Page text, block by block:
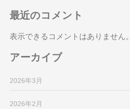
最近のコメント
表示できるコメントはありません。
アーカイブ
2026年3月
2026年2月